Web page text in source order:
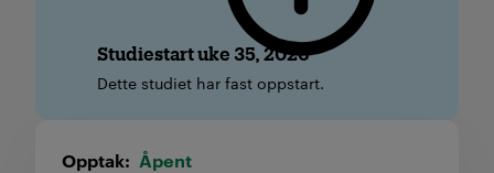
Studiestart uke 35, 2026
Dette studiet har fast oppstart.
Opptak Åpent